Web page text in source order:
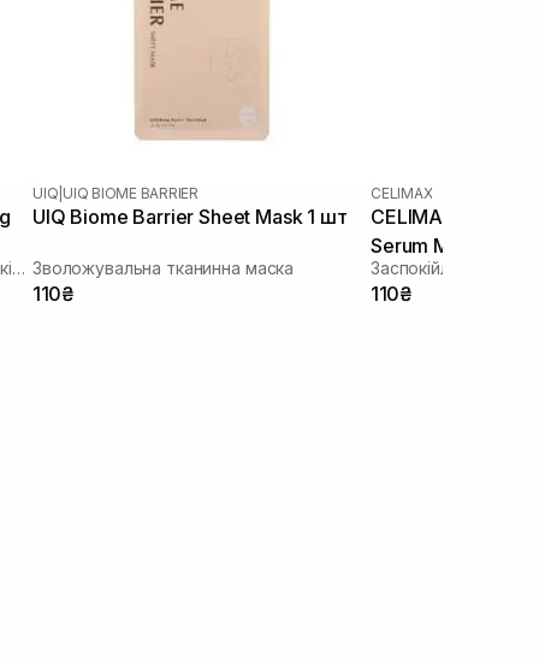
Зволожуюча тканинна маска зі заспокійливою та антивіковою дією
UIQ UIQ BIOME BARRIER
UIQ Biome Barrier Sheet Mask 1 шт
Зволожувальна тканинна маска
110₴
CELIMAX
CELIMAX The
Serum Mask 1 шт
110₴